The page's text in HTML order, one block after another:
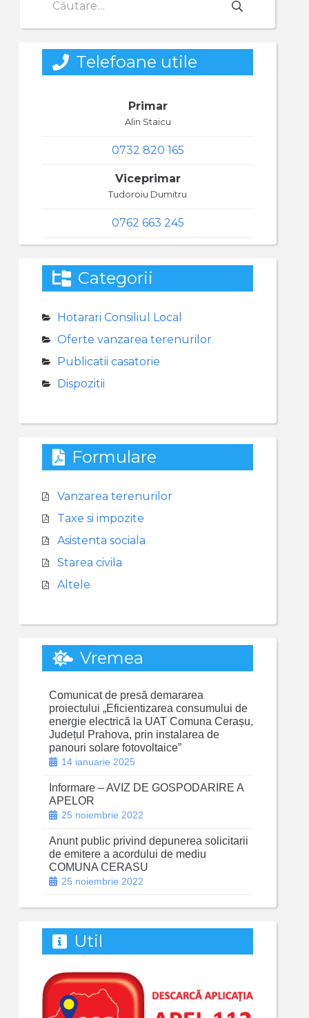
după:
Telefoane utile
Primar
Alin Staicu
0732 820 165
Viceprimar
Tudoroiu Dumitru
0762 663 245
Categorii
Hotarari Consiliul Local
Oferte vanzarea terenurilor
Publicatii casatorie
Dispozitii
Formulare
Vanzarea terenurilor
Taxe si impozite
Asistenta sociala
Starea civila
Altele
Vremea
Comunicat de presă demararea
proiectului „Eficientizarea consumului de
energie electrică la UAT Comuna Cerașu,
Județul Prahova, prin instalarea de
panouri solare fotovoltaice”
14 ianuarie 2025
Informare – AVIZ DE GOSPODARIRE A
APELOR
25 noiembrie 2022
Anunt public privind depunerea solicitarii
de emitere a acordului de mediu
COMUNA CERASU
25 noiembrie 2022
Util